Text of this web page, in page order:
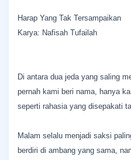
Harap Yang Tak Tersampaikan
Karya: Nafisah Tufailah
Di antara dua jeda yang saling
pernah kami beri nama, hanya
seperti rahasia yang disepakati
Malam selalu menjadi saksi
berdiri di ambang yang sama,